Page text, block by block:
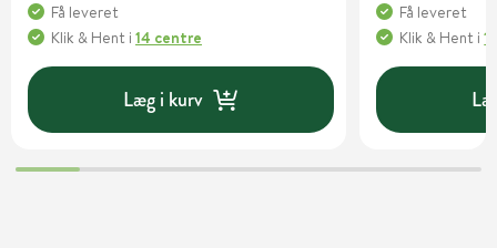
Få leveret
Klik & Hent i 14 centre
Læg i kurv
Få leveret
Klik & Hent i